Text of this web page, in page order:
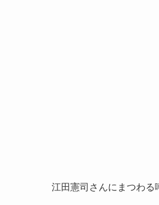
江田憲司さんにまつわる